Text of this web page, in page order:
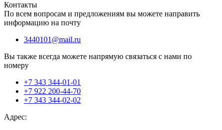
Контакты
По всем вопросам и предложениям вы можете направить
информацию на почту
3440101@mail.ru
Вы также всегда можете напрямую связаться с нами по
номеру
+7 343 344-01-01
+7 922 200-44-70
+7 343 344-02-02
Адрес: